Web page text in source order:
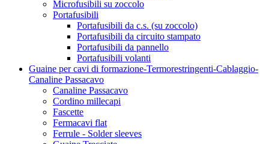
Microfusibili su zoccolo
Portafusibili
Portafusibili da c.s. (su zoccolo)
Portafusibili da circuito stampato
Portafusibili da pannello
Portafusibili volanti
Guaine per cavi di formazione-Termorestringenti-Cablaggio-
Canaline Passacavo
Canaline Passacavo
Cordino millecapi
Fascette
Fermacavi flat
Ferrule - Solder sleeves